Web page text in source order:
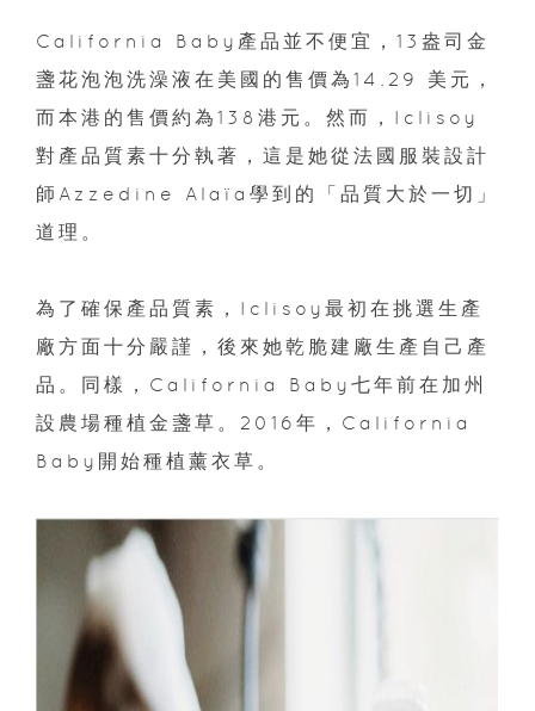
California Baby產品並不便宜，13盎司金
盞花泡泡洗澡液在美國的售價為14.29 美元，
而本港的售價約為138港元。然而，Iclisoy
對產品質素十分執著，這是她從法國服裝設計
師Azzedine Alaïa學到的「品質大於一切」
道理。
為了確保產品質素，Iclisoy最初在挑選生產
廠方面十分嚴謹，後來她乾脆建廠生產自己產
品。同樣，California Baby七年前在加州
設農場種植金盞草。2016年，California
Baby開始種植薰衣草。